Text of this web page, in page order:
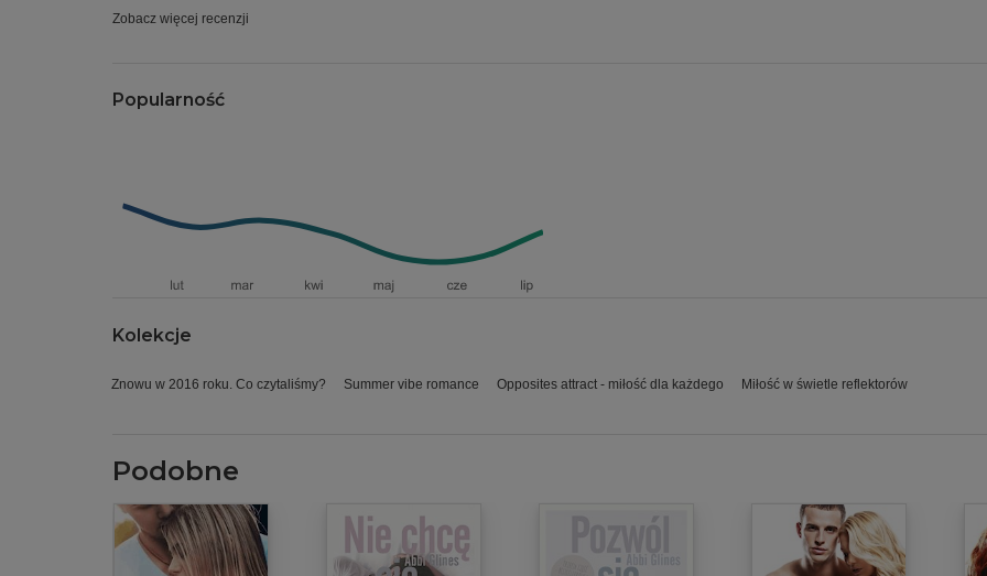
Zobacz więcej recenzji
Popularność
Kolekcje
Znowu w 2016 roku. Co czytaliśmy? Summer vibe romance Opposites attract - miłość dla każdego Miłość w świetle reflektorów
Podobne